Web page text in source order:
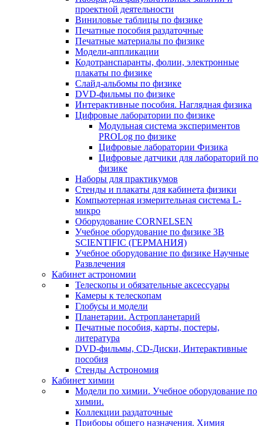
проектной деятельности
Виниловые таблицы по физике
Печатные пособия раздаточные
Печатные материалы по физике
Модели-аппликации
Кодотранспаранты, фолии, электронные
плакаты по физике
Слайд-альбомы по физике
DVD-фильмы по физике
Интерактивные пособия. Наглядная физика
Цифровые лаборатории по физике
Модульная система экспериментов
PROLog по физике
Цифровые лаборатории Физика
Цифровые датчики для лабораторий по
физике
Наборы для практикумов
Стенды и плакаты для кабинета физики
Компьютерная измерительная система L-
микро
Оборудование CORNELSEN
Учебное оборудование по физике 3B
SCIENTIFIC (ГЕРМАНИЯ)
Учебное оборудование по физике Научные
Развлечения
Кабинет астрономии
Телескопы и обязательные аксессуары
Камеры к телескопам
Глобусы и модели
Планетарии. Астропланетарий
Печатные пособия, карты, постеры,
литература
DVD-фильмы, CD-Диски, Интерактивные
пособия
Стенды Астрономия
Кабинет химии
Модели по химии. Учебное оборудование по
химии.
Коллекции раздаточные
Приборы общего назначения. Химия